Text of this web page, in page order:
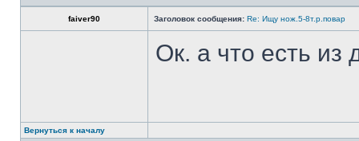
faiver90 Заголовок сообщения: Re: Ищу нож.5-8т.р.повар
Ок. а что есть из
Вернуться к началу